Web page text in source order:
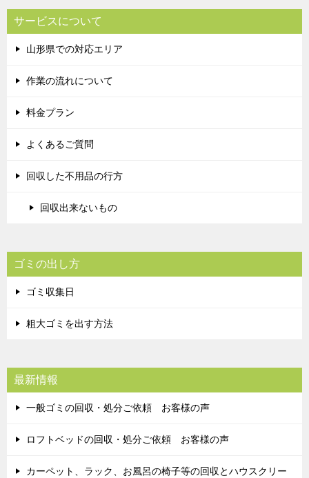
サービスについて
山形県での対応エリア
作業の流れについて
料金プラン
よくあるご質問
回収した不用品の行方
回収出来ないもの
ゴミの出し方
ゴミ収集日
粗大ゴミを出す方法
最新情報
一般ゴミの回収・処分ご依頼 お客様の声
ロフトベッドの回収・処分ご依頼 お客様の声
カーペット、ラック、お風呂の椅子等の回収とハウスクリー